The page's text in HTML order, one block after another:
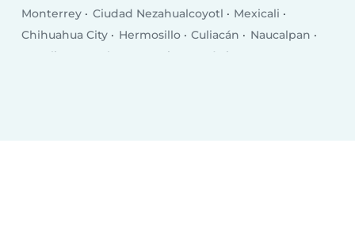
Monterrey
Ciudad Nezahualcoyotl
Mexicali
Chihuahua City
Hermosillo Culiacán
Naucalpan
Morelia
Torreón
San Luis Potosí City